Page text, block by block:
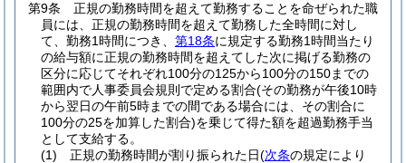
第9条
正規の勤務時間を超えて勤務することを命ぜられた職
員には、正規の勤務時間を超えて勤務した全時間に対し
て、勤務1時間につき、 第18条に規定する勤務1時間当たり
の給与額に正規の勤務時間を超えてした次に掲げる勤務の
区分に応じてそれぞれ100分の125から100分の150までの
範囲内で人事委員会規則で定める割合(その勤務が午後10時
から翌日の午前5時までの間である場合には、その割合に
100分の25を加算した割合)を乗じて得た額を超過勤務手当
として支給する。
(1)
正規の勤務時間が割り振られた日(次条の規定により